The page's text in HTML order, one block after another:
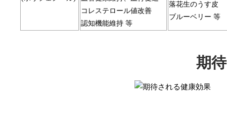
コレステロール値改善
認知機能維持 等
落花生のうす皮
ブルーベリー 等
期